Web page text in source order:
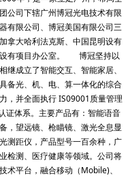
公司下辖广州博冠光电技术有限
有限公司、博冠美国有限公司三
拿大哈利法克斯、中国昆明设有
设有项目办公室。 博冠坚持以
继成立了智能交互、智能家居、
备光、机、电、算一体化的综合
，并全面执行 IS09001质量管理
证体系。主要产品有：智能语音
，望远镜、枪瞄镜、激光全息显
测距仪，产品型号一百余种，广
检测、医疗健康等领域。公司将
术平台，融合移动（Mobile)、